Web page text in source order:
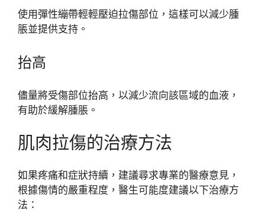
使用彈性繃帶輕輕壓迫拉傷部位，這樣可以減少腫
脹並提供支持。
抬高
儘量將受傷部位抬高，以減少流向該區域的血液，
有助於緩解腫脹。
肌肉拉傷的治療方法
如果疼痛和症狀持續，建議尋求專業的醫療意見，
根據傷情的嚴重程度，醫生可能度建議以下治療方
法：